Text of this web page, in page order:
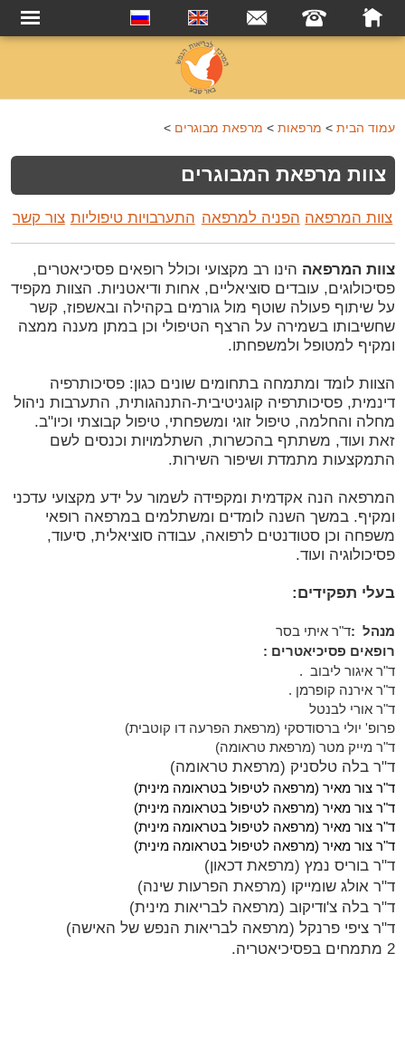
עמוד הבית > מרפאות > מרפאת מבוגרים >
צוות מרפאת המבוגרים
צוות המרפאה הפניה למרפאה התערבויות טיפוליות צור קשר
צוות המרפאה הינו רב מקצועי וכולל רופאים פסיכיאטרים,
פסיכולוגים, עובדים סוציאליים, אחות ודיאטניות. הצוות מקפיד
על שיתוף פעולה שוטף מול גורמים בקהילה ובאשפוז, קשר
שחשיבותו בשמירה על הרצף הטיפולי וכן במתן מענה ממצה
ומקיף למטופל ולמשפחתו.
הצוות לומד ומתמחה בתחומים שונים כגון: פסיכותרפיה
דינמית, פסיכותרפיה קוגניטיבית-התנהגותית, התערבות ניהול
מחלה והחלמה, טיפול זוגי ומשפחתי, טיפול קבוצתי וכיו"ב.
זאת ועוד, משתתף בהכשרות, השתלמויות וכנסים לשם
התמקצעות מתמדת ושיפור השירות.
המרפאה הנה אקדמית ומקפידה לשמור על ידע מקצועי עדכני
ומקיף. במשך השנה לומדים ומשתלמים במרפאה רופאי
משפחה וכן סטודנטים לרפואה, עבודה סוציאלית, סיעוד,
פסיכולוגיה ועוד.
בעלי תפקידים:
מנהל :ד"ר איתי בסר
רופאים פסיכיאטרים :
ד"ר איגור ליבוב .
ד"ר אירנה קופרמן .
ד"ר אורי לבנטל
פרופ' יולי ברסודסקי (מרפאת הפרעה דו קוטבית)
ד"ר מייק מטר (מרפאת טראומה)
ד"ר בלה טלסניק (מרפאת טראומה)
ד"ר צור מאיר (מרפאה לטיפול בטראומה מינית)
ד"ר צור מאיר (מרפאה לטיפול בטראומה מינית)
ד"ר צור מאיר (מרפאה לטיפול בטראומה מינית)
ד"ר צור מאיר (מרפאה לטיפול בטראומה מינית)
ד"ר בוריס נמץ (מרפאת דכאון)
ד"ר אולג שומייקו (מרפאת הפרעות שינה)
ד"ר בלה צ'ודיקוב (מרפאה לבריאות מינית)
ד"ר ציפי פרנקל (מרפאה לבריאות הנפש של האישה)
2 מתמחים בפסיכיאטריה.